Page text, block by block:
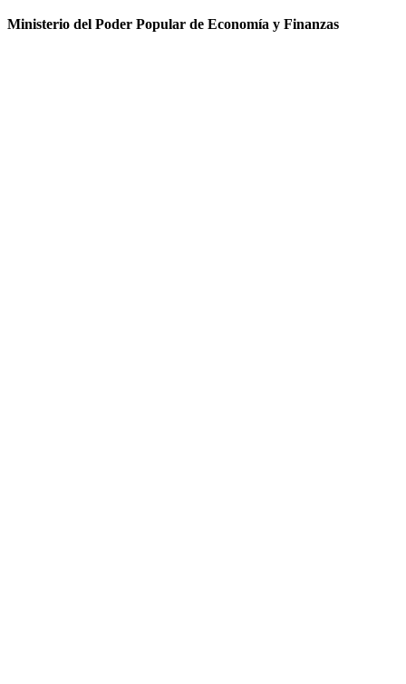
Ministerio del Poder Popular de Economía y Finanzas